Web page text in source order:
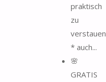
praktisch
zu
verstauen
* auch...
🌸
GRATIS